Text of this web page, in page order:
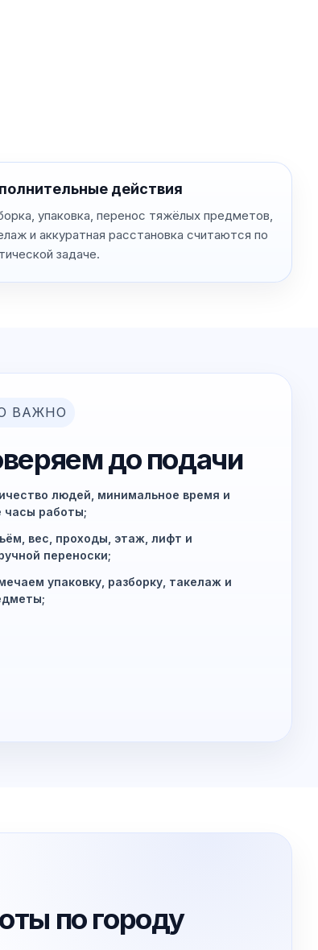
действия
упаковка, перенос тяжёлых предметов,
и аккуратная расстановка считаются по
задаче.
ВАЖНО
до подачи
людей, минимальное время и
часы работы;
вес, проходы, этаж, лифт и
переноски;
упаковку, разборку, такелаж и
по городу